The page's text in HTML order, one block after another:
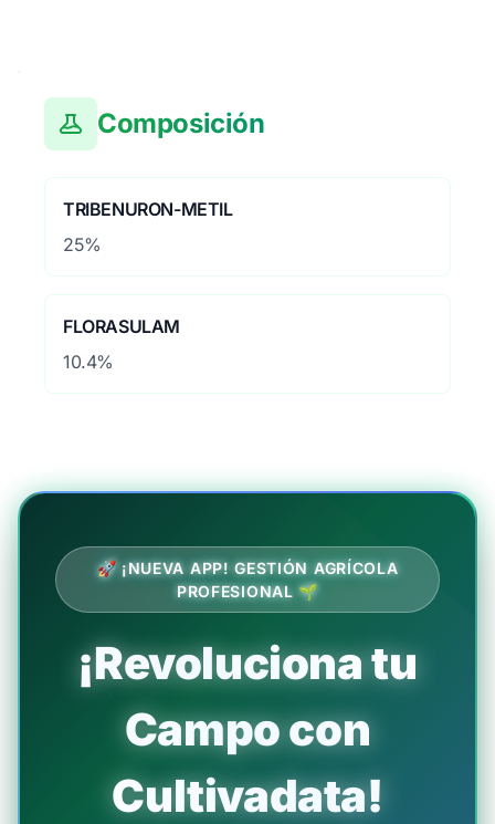
Composición
TRIBENURON-METIL
25%
FLORASULAM
10.4%
🚀 ¡NUEVA APP! GESTIÓN AGRÍCOLA
PROFESIONAL 🌱
¡Revoluciona tu
Campo con
Cultivadata!